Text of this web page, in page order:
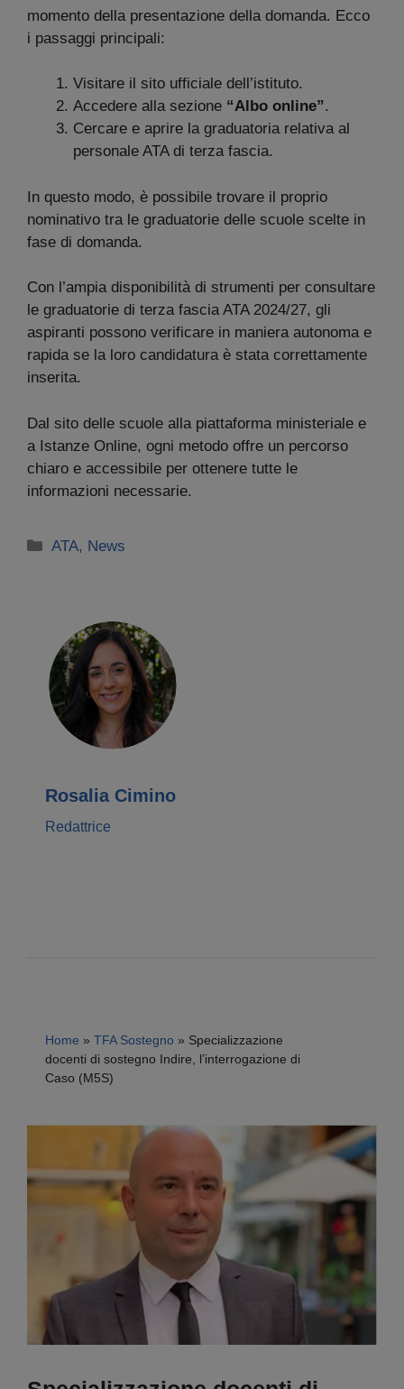
momento della presentazione della domanda. Ecco
i passaggi principali:
Visitare il sito ufficiale dell’istituto.
Accedere alla sezione “Albo online”.
Cercare e aprire la graduatoria relativa al
personale ATA di terza fascia.
In questo modo, è possibile trovare il proprio
nominativo tra le graduatorie delle scuole scelte in
fase di domanda.
Con l’ampia disponibilità di strumenti per consultare
le graduatorie di terza fascia ATA 2024/27, gli
aspiranti possono verificare in maniera autonoma e
rapida se la loro candidatura è stata correttamente
inserita.
Dal sito delle scuole alla piattaforma ministeriale e
a Istanze Online, ogni metodo offre un percorso
chiaro e accessibile per ottenere tutte le
informazioni necessarie.
Categorie
ATA, News
Rosalia Cimino
Redattrice
Home » TFA Sostegno » Specializzazione
docenti di sostegno Indire, l’interrogazione di
Caso (M5S)